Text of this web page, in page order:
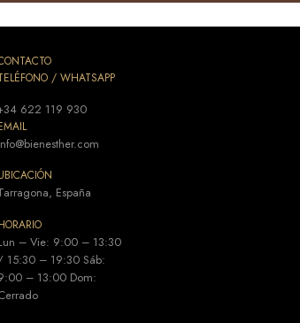
/ WHATSAPP
622 119 930
España
– Vie: 9:00 – 13:30
15:30 – 19:30 Sáb:
– 13:00 Dom: